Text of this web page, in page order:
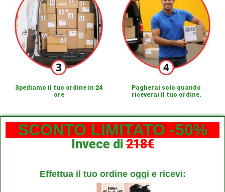
Spediamo il tuo ordine in 24
ore
Pagherai solo quando
riceverai il tuo ordine.
SCONTO LIMITATO -50%
Invece di218€
Effettua il tuo ordine oggi e ricevi: